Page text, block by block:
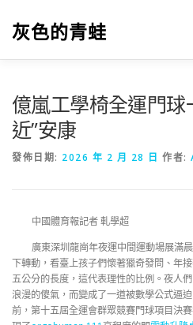
灰色的青蛙
億嵐工學椅全運門球
近”安康
發佈日期: 2026 年 2 月 28 日 作者:
中國體育報記者 軋學超
廣東深圳龍崗年夜運中間運動場展滿
下轉動，看臺上孩子們懷著獵奇發問、年
五公分的長度，這代表理性的比例。夜人
浪漫的傻氣，而變成了一道被數學公式逼
前，第十五屆全運會群眾競賽門球項目決